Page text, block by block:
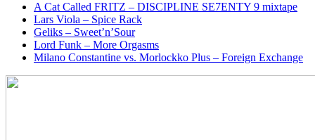
A Cat Called FRITZ – DISCIPLINE SE7ENTY 9 mixtape
Lars Viola – Spice Rack
Geliks – Sweet’n’Sour
Lord Funk – More Orgasms
Milano Constantine vs. Morlockko Plus – Foreign Exchange